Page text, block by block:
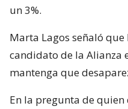
un 3%.
Marta Lagos señaló
candidato de la Alianza
mantenga que
En la pregunta de quien